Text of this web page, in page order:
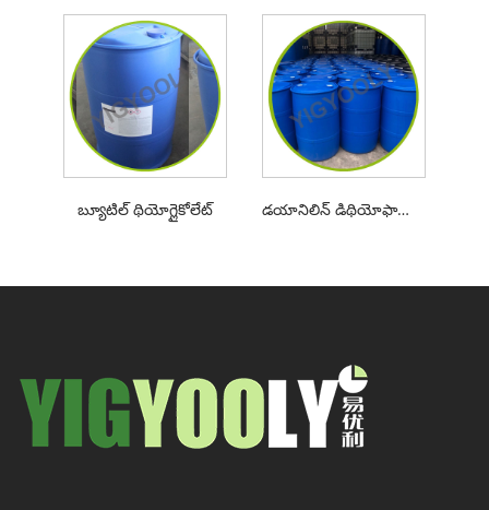
బ్యూటిల్ థియోగ్లైకోలేట్ డయానిలిన్ డిథియోఫాస్పోరిక్ యాసిడ్